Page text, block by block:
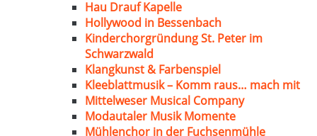
Hau Drauf Kapelle
Hollywood in Bessenbach
Kinderchorgründung St. Peter im
Schwarzwald
Klangkunst & Farbenspiel
Kleeblattmusik – Komm raus… mach mit
Mittelweser Musical Company
Modautaler Musik Momente
Mühlenchor in der Fuchsenmühle